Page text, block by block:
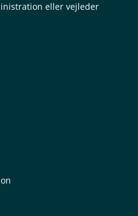
eller vejleder